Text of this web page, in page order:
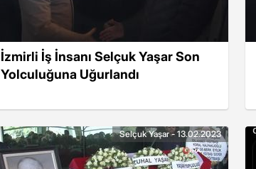
İzmirli İş İnsanı Selçuk Yaşar Son
Yolculuğuna Uğurlandı
Selçuk Yaşar - 13.02.2023